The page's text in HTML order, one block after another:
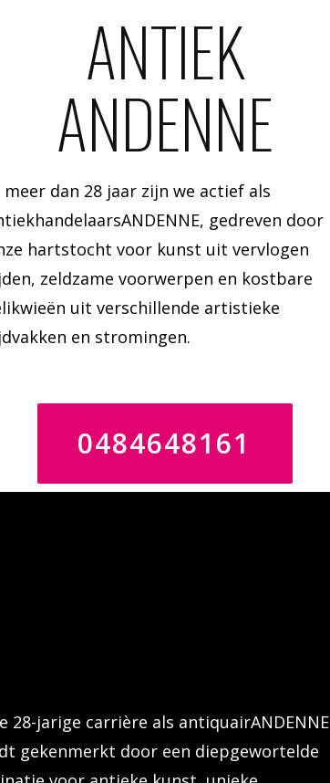
ANTIEK
ANDENNE
meer dan 28 jaar zijn we actief als
gedreven door
hartstocht voor kunst uit vervlogen
zeldzame voorwerpen en kostbare
uit verschillende artistieke
en stromingen.
0484648161
28-jarige carrière als antiquairANDENNE
gekenmerkt door een diepgewortelde